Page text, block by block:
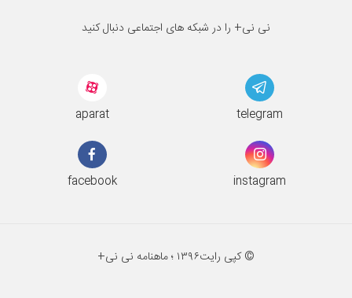
نی نی+ را در شبکه های اجتماعی دنبال کنید
aparat telegram
facebook instagram
© کپی رایت۱۳۹۶ ؛ ماهنامه نی نی+